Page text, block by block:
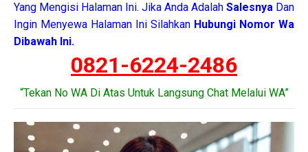
Yang Mengisi Halaman Ini. Jika Anda Adalah Salesnya Dan
Ingin Menyewa Halaman Ini Silahkan Hubungi Nomor Wa
Dibawah Ini.
0821-6224-2486
“Tekan No WA Di Atas Untuk Langsung Chat Melalui WA”